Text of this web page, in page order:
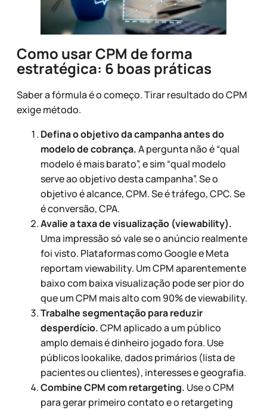
Como usar CPM de forma
estratégica: 6 boas práticas
Saber a fórmula é o começo. Tirar resultado do CPM
exige método.
Defina o objetivo da campanha antes do
modelo de cobrança.A pergunta não é “qual
modelo é mais barato”, e sim “qual modelo
serve ao objetivo desta campanha”. Se o
objetivo é alcance, CPM. Se é tráfego, CPC. Se
é conversão, CPA.
Avalie a taxa de visualização (viewability).
Uma impressão só vale se o anúncio realmente
foi visto. Plataformas como Google e Meta
reportam viewability. Um CPM aparentemente
baixo com baixa visualização pode ser pior do
que um CPM mais alto com 90% de viewability.
Trabalhe segmentação para reduzir
desperdício.CPM aplicado a um público
amplo demais é dinheiro jogado fora. Use
públicos lookalike, dados primários (lista de
pacientes ou clientes), interesses e geografia.
Combine CPM com retargeting. Use o CPM
para gerar primeiro contato e o retargeting